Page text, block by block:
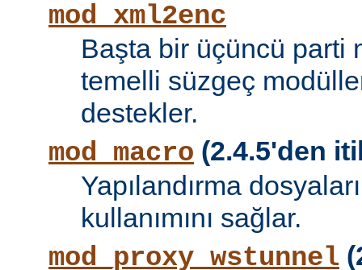
mod_xml2enc
Başta bir üçüncü parti
temelli süzgeç
destekler.
mod_macro (2.4.5'den
Yapılandırma
kullanımını sağlar.
mod_proxy_wstunnel